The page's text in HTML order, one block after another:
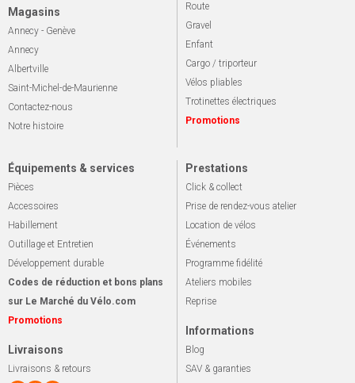
Magasins
Annecy - Genève
Annecy
Albertville
Saint-Michel-de-Maurienne
Contactez-nous
Notre histoire
Route
Gravel
Enfant
Cargo / triporteur
Vélos pliables
Trotinettes électriques
Promotions
Équipements & services
Pièces
Accessoires
Habillement
Outillage et Entretien
Développement durable
Codes de réduction et bons plans
sur Le Marché du Vélo.com
Promotions
Livraisons
Livraisons & retours
Prestations
Click & collect
Prise de rendez-vous atelier
Location de vélos
Événements
Programme fidélité
Ateliers mobiles
Reprise
Informations
Blog
SAV & garanties